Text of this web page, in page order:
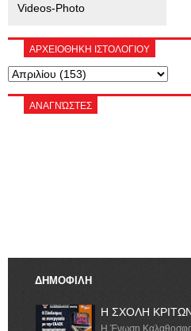
Videos-Photo
ΑΡΧΕΙΟΘΗΚΗ ΙΣΤΟΛΟΓΙΟΥ
ΑΝΑΓΝΏΣΤΕΣ
ΔΗΜΟΦΙΛΗ
Η ΣΧΟΛΗ ΚΡΙΤΩΝ